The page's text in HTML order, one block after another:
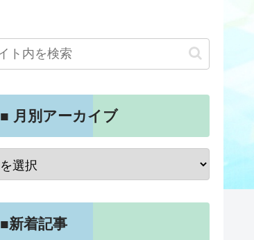
■ 月別アーカイブ
■新着記事